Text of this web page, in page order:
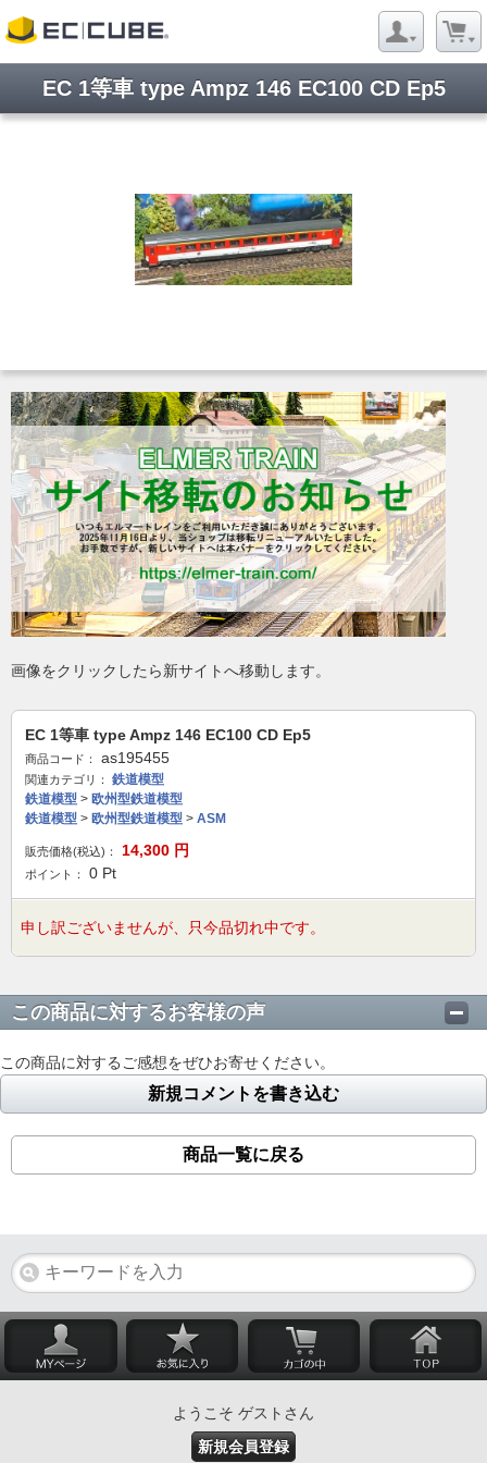
EC 1等車 type Ampz 146 EC100 CD Ep5
画像をクリックしたら新サイトへ移動します。
EC 1等車 type Ampz 146 EC100 CD Ep5
商品コード： as195455
関連カテゴリ：
鉄道模型
鉄道模型 > 欧州型鉄道模型
鉄道模型 > 欧州型鉄道模型 > ASM
販売価格(税込)： 14,300 円
ポイント： 0 Pt
申し訳ございませんが、只今品切れ中です。
この商品に対するお客様の声
この商品に対するご感想をぜひお寄せください。
新規コメントを書き込む
商品一覧に戻る
ようこそ ゲストさん
新規会員登録